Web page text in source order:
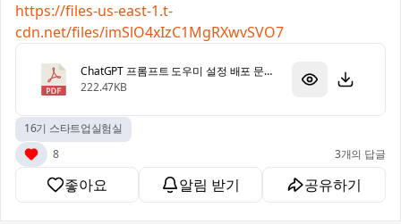
https://files-us-east-1.t-
cdn.net/files/imSlO4xIzC1MgRXwvSVO7
ChatGPT 프롬프트 도우미 설정 배포 문서_수정.pdf
222.47KB
16기 스타트업실험실
8
3개의 답글
좋아요 알림 받기 공유하기